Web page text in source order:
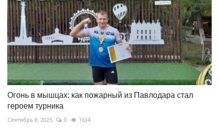
Огонь в мышцах: как пожарный из Павлодара стал
героем турника
Сентябрь 8, 2025 0 1634